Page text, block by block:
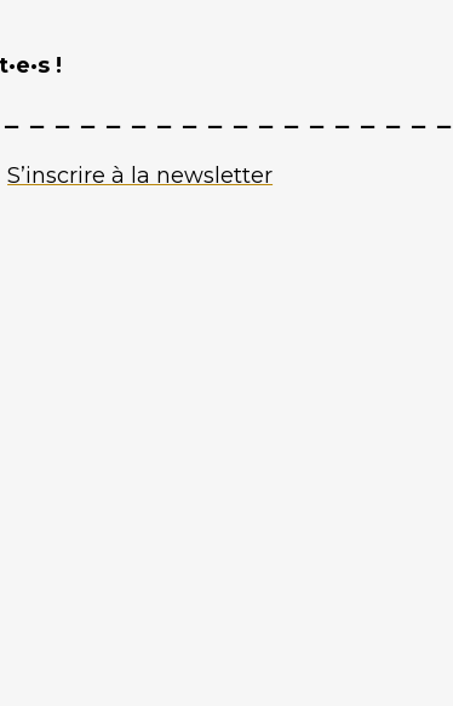
!
S’inscrire à la newsletter